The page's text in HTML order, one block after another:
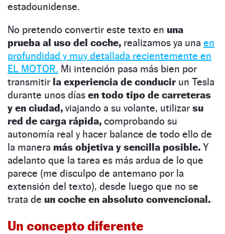
estadounidense.
No pretendo convertir este texto en una
prueba al uso del coche, realizamos ya una en
profundidad y muy detallada recientemente en
EL MOTOR. Mi intención pasa más bien por
transmitir la experiencia de conducirun Tesla
durante unos días en todo tipo de carreteras
y en ciudad, viajando a su volante, utilizar su
red de carga rápida, comprobando su
autonomía real y hacer balance de todo ello de
la manera más objetiva y sencilla posible. Y
adelanto que la tarea es más ardua de lo que
parece (me disculpo de antemano por la
extensión del texto), desde luego que no se
trata de un coche en absoluto convencional.
Un concepto diferente